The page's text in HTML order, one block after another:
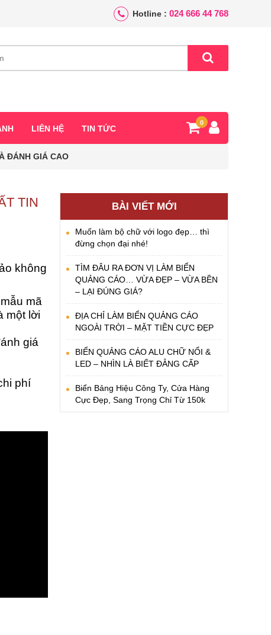
Hotline : 024 666 44 768
LIÊN HỆ TIN TỨC
0
ĐÁNH GIÁ CAO
TIN
không
mã
một lời
giá
phí
BÀI VIẾT MỚI
Muốn làm bộ chữ với logo đẹp… thì
đừng chọn đại nhé!
TÌM ĐÂU RA ĐƠN VỊ LÀM BIỂN
QUẢNG CÁO… VỪA ĐẸP – VỪA BỀN
– LẠI ĐÚNG GIÁ?
ĐỊA CHỈ LÀM BIỂN QUẢNG CÁO
NGOÀI TRỜI – MẶT TIỀN CỰC ĐẸP
BIỂN QUẢNG CÁO ALU CHỮ NỔI &
LED – NHÌN LÀ BIẾT ĐẲNG CẤP
Biển Bảng Hiệu Công Ty, Cửa Hàng
Cực Đẹp, Sang Trọng Chỉ Từ 150k